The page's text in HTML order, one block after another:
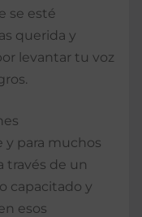
se esté
querida y
levantar tu voz
y para muchos
través de un
capacitado y
esos